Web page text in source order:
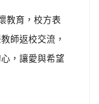
教育，校方表
師返校交流，
，讓愛與希望